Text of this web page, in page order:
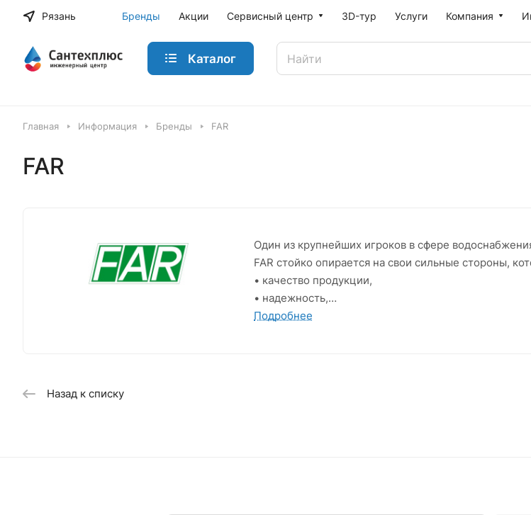
Рязань Бренды Акции Сервисный центр 3D-тур Услуги Компания
Каталог
Главная Информация Бренды FAR
FAR
Один из крупнейших игроков в сфере
FAR стойко опирается на свои сильные стороны,
• качество продукции,
• надежность,
• инновации.
Подробнее
Назад к списку